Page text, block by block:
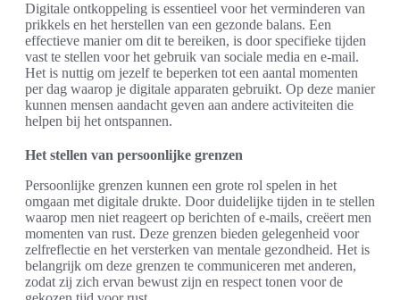
Digitale ontkoppeling is essentieel voor het verminderen van
prikkels en het herstellen van een gezonde balans. Een
effectieve manier om dit te bereiken, is door specifieke tijden
vast te stellen voor het gebruik van sociale media en e-mail.
Het is nuttig om jezelf te beperken tot een aantal momenten
per dag waarop je digitale apparaten gebruikt. Op deze manier
kunnen mensen aandacht geven aan andere activiteiten die
helpen bij het ontspannen.
Het stellen van persoonlijke grenzen
Persoonlijke grenzen kunnen een grote rol spelen in het
omgaan met digitale drukte. Door duidelijke tijden in te stellen
waarop men niet reageert op berichten of e-mails, creëert men
momenten van rust. Deze grenzen bieden gelegenheid voor
zelfreflectie en het versterken van mentale gezondheid. Het is
belangrijk om deze grenzen te communiceren met anderen,
zodat zij zich ervan bewust zijn en respect tonen voor de